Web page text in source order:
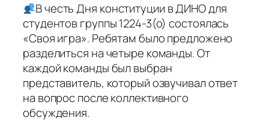
В честь Дня конституции в ДИНО для
студентов группы 1224-3(о) состоялась
«Своя игра». Ребятам было предложено
разделиться на четыре команды. От
каждой команды был выбран
представитель, который озвучивал ответ
на вопрос после коллективного
обсуждения.